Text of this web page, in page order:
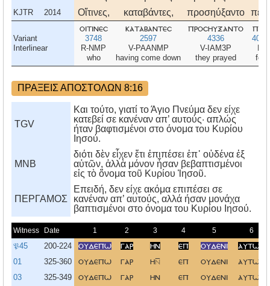
KJTR 2014 Οἵτινες, καταβάντες, προσηύξαντο περὶ
Variant
Interlinear
οιτινεσ
3748
R-NMP
who
καταβαντεσ
2597
V-PAANMP
having come down
προσηυξαντο
4336
V-IAM3P
they prayed
περι
4012
for
ΠΡΑΞΕΙΣ ΑΠΟΣΤΟΛΩΝ 8:16
TGV
Και τούτο, γιατί το Άγιο Πνεύμα δεν είχε
κατεβεί σε κανέναν απ’ αυτούς· απλώς
ήταν βαφτισμένοι στο όνομα του Κυρίου
Ιησού.
MNB
διότι δὲν εἶχεν ἔτι ἐπιπέσει ἐπ᾿ οὐδένα ἐξ
αὐτῶν, ἀλλὰ μόνον ἦσαν βεβαπτισμένοι
εἰς τὸ ὄνομα τοῦ Κυρίου Ἰησοῦ.
ΠΕΡΓΑΜΟΣ
Eπειδή, δεν είχε ακόμα επιπέσει σε
κανέναν απ’ αυτούς, αλλά ήσαν μονάχα
βαπτισμένοι στο όνομα του Kυρίου Iησού.
Witness Date 1 2 3 4 5 6
𝔓45 200-224 ουδεπω γαρ ην επ ουδενι αυτων
01 325-360 ουδεπω γαρ η επ ουδενι αυτω
03 325-349 ουδεπω γαρ ην επ ουδενι αυτω